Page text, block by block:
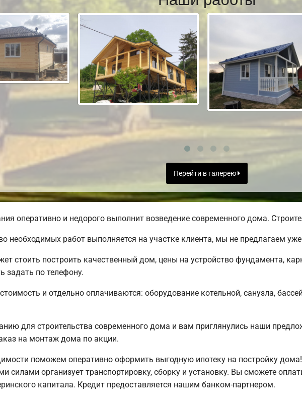
Перейти в галерею
оперативно и недорого выполнит возведение современного дома.
необходимых работ выполняется на участке клиента, мы не предлагаем
стоить построить качественный дом, цены на устройство фундамента,
задать по телефону.
и отдельно оплачиваются: оборудование котельной, санузла,
для строительства современного дома и вам приглянулись наши
на монтаж дома по акции.
поможем оперативно оформить выгодную ипотеку на постройку
силами организует транспортировку, сборку и установку. Вы сможете
капитала. Кредит предоставляется нашим банком-партнером.